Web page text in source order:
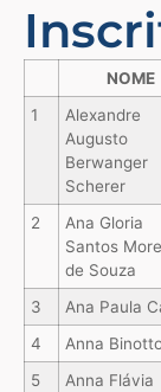
NOME
1
Alexandre
Augusto
Berwanger
Scherer
2
Ana Gloria
Santos
de Souza
3 Ana Paula
4
Anna
5
Anna Flávia